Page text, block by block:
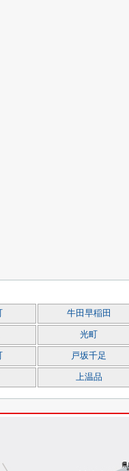
牛田早稲田
光町
戸坂千足
上温品